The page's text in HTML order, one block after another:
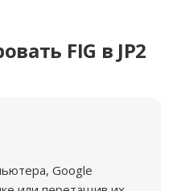
FIG в JP2
Google